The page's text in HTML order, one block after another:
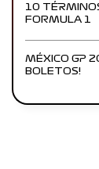
10
FORMULA 1
MÉXICO GP
BOLETOS!